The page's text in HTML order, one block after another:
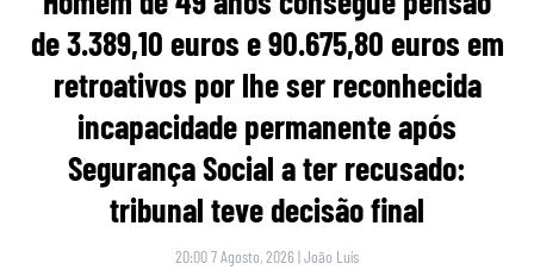
de 3.389,10 euros e 90.675,80 euros em
retroativos por lhe ser reconhecida
incapacidade permanente após
Segurança Social a ter recusado:
tribunal teve decisão final
20:00 7 Agosto, 2026 |João Luís